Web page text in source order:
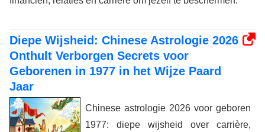
Diepe Wijsheid: Chinese Astrologie 2026
Onthult Verborgen Secrets voor
Geborenen in 1977 in het Wijze Paard
Jaar
Chinese astrologie 2026 voor geboren
1977: diepe wijsheid over carrière,